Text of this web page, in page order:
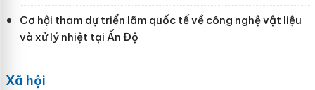
Cơ hội tham dự triển lãm quốc tế về công nghệ vật liệu
và xử lý nhiệt tại Ấn Độ
Xã hội